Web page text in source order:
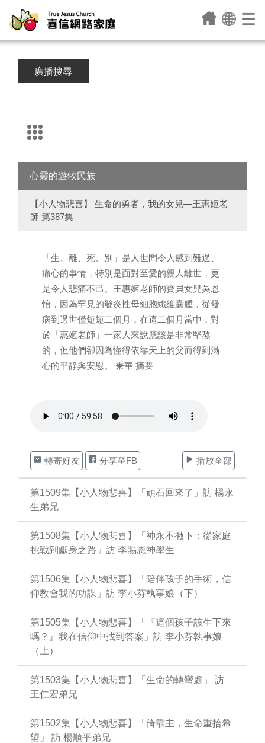
廣播搜尋
心靈的遊牧民族
【小人物悲喜】 生命的勇者，我的女兒—王惠姬老
師 第387集
「生、離、死、別」是人世間令人感到難過、
痛心的事情，特別是面對至愛的親人離世，更
是令人悲痛不己。王惠姬老師的寶貝女兒吳恩
怡，因為罕見的發炎性母細胞纖維囊腫，從發
病到過世僅短短二個月，在這二個月當中，對
於「惠姬老師」一家人來說應該是非常堅熬
的，但他們卻因為懂得依靠天上的父而得到滿
心的平靜與安慰。 秉華 摘要
轉寄好友 分享至FB 播放全部
第1509集【小人物悲喜】「頑石回來了」訪 楊永
生弟兄
第1508集【小人物悲喜】「神永不撇下：從家庭
挑戰到獻身之路」訪 李賜恩神學生
第1506集【小人物悲喜】「陪伴孩子的手術，信
仰教會我的功課」訪 李小芬執事娘（下）
第1505集【小人物悲喜】「『這個孩子該生下來
嗎？』我在信仰中找到答案」訪 李小芬執事娘
（上）
第1503集【小人物悲喜】「生命的轉彎處」 訪
王仁宏弟兄
第1502集【小人物悲喜】「倚靠主，生命重拾希
望」 訪 楊順平弟兄